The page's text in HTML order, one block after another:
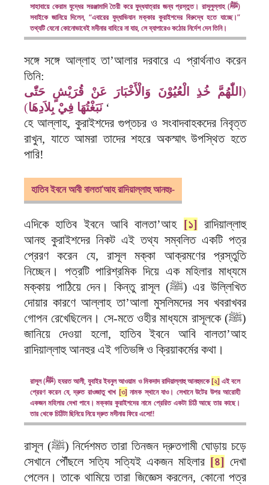
সাহাবায়ে কেরাম যুদ্ধের সরঞ্জামাদি তৈরী করে যুদ্ধযাত্রার জন্য প্রস্তুত। রাসূলুল্লাহ (ﷺ)
সবাইকে জানিয়ে দিলেন, “এবারের যুদ্ধাভিযান মক্কার কুরাইশদের বিরুদ্ধে হতে যাচ্ছে।”
তথ্যটি যেনো কোনোভাবেই মদীনার বাহিরে না যায়, সে ব্যাপারেও কঠোর নির্দেশ দেন তিনি।
সঙ্গে সঙ্গে আল্লাহ তা’আলার দরবারে এ প্রার্থনাও করেন
তিনি:
(‏ اللّٰهُمَّ خُذِ الْعُيُوْنَ وَالْأَخْبَارَ عَنْ قُرَيْشٍ حَتّٰى
نَبَغْتُهَا فِيْ بِلاَدِهَا‏)‏‏
‘
হে আল্লাহ, কুরাইশদের গুপ্তচর ও সংবাদবাহকদের নিবৃত্ত
রাখুন, যাতে আমরা তাদের শহরে অকস্মাৎ উপস্থিত হতে
পারি!
হাতিব ইবনে আবী বালতা’আহ রাদিয়াল্লাহু আনহুঃ-
এদিকে হাতিব ইবনে আবি বালতা’আহ [১] রাদিয়াল্লাহু
আনহু কুরাইশদের নিকট এই তথ্য সম্বলিত একটি পত্র
প্রেরণ করেন যে, রাসূল মক্কা আক্রমণের প্রস্তুতি
নিচ্ছেন। পত্রটি পারিশ্রমিক দিয়ে এক মহিলার মাধ্যমে
মক্কায় পাঠিয়ে দেন। কিন্তু রাসূল (ﷺ) এর উল্লিখিত
দোয়ার কারণে আল্লাহ তা’আলা মুসলিমদের সব খবরাখবর
গোপন রেখেছিলেন। সে-মতে ওহীর মাধ্যমে রাসূলকে (ﷺ)
জানিয়ে দেওয়া হলো, হাতিব ইবনে আবি বালতা’আহ
রাদিয়াল্লাহু আনহুর এই গতিভঙ্গি ও ক্রিয়াকর্মের কথা।
রাসূল (ﷺ) হযরত আলী, যুবাইর ইবনুল আওয়াম ও মিকদাদ রাদিয়াল্লাহু আনহুমকে[২]এই বলে
প্রেরণ করেন যে, দ্রুত রাওজাতু খাখ [৩]নামক স্থানে যাও। সেখানে উটের উপর আরোহী
একজন মহিলার দেখা পাবে। মক্কার কুরাইশদের নামে প্রেরিত একটা চিঠি আছে তার কাছে।
তার থেকে চিঠিটা ছিনিয়ে নিয়ে দ্রুত মদীনায় ফিরে এসো!!
রাসূল (ﷺ) নির্দেশমত তারা তিনজন দ্রুতগামী ঘোড়ায় চড়ে
সেখানে পৌঁছলে সত্যি সত্যিই একজন মহিলার [৪] দেখা
পেলেন। তাকে থামিয়ে তারা জিজ্ঞেস করলেন, কোনো পত্র